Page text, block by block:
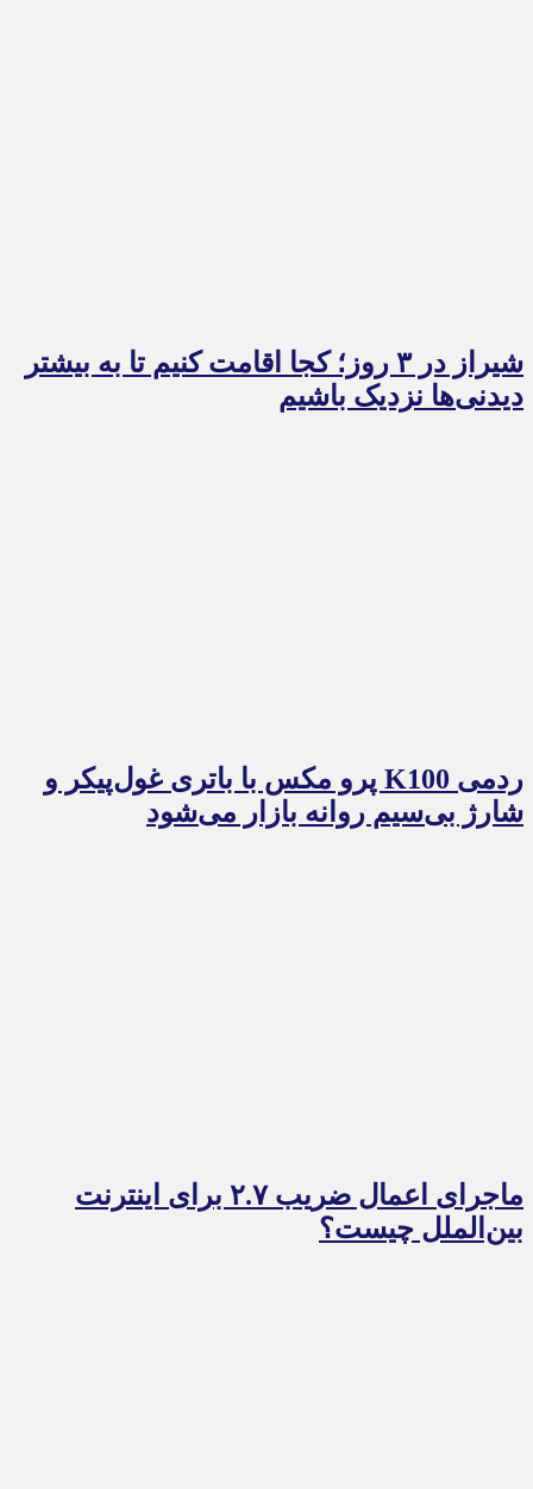
شیراز در ۳ روز؛ کجا اقامت کنیم تا به بیشتر
دیدنی‌ها نزدیک باشیم
ردمی K100 پرو مکس با باتری غول‌پیکر و
شارژ بی‌سیم روانه بازار می‌شود
ماجرای اعمال ضریب ۲.۷ برای اینترنت
بین‌الملل چیست؟